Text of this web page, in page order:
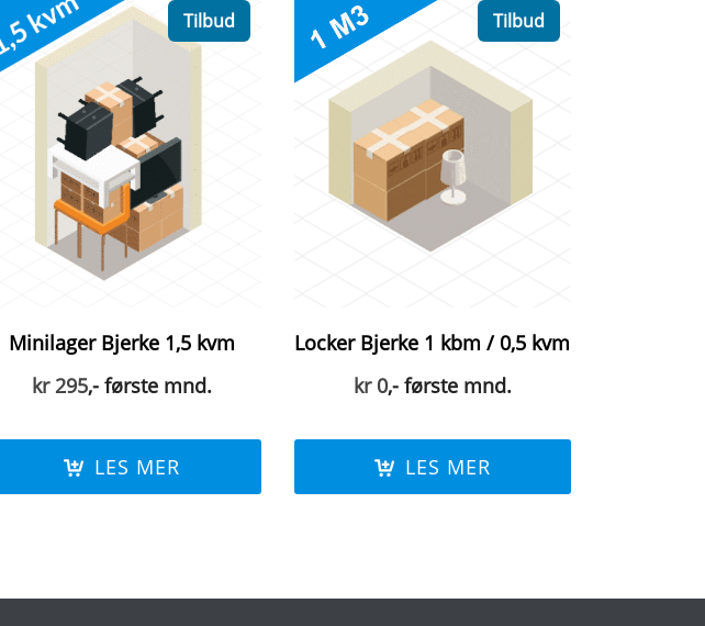
Tilbud
Minilager Bjerke 1,5 kvm
kr295,- første mnd.
LES MER
Tilbud
Locker Bjerke 1 kbm / 0,5 kvm
kr0,- første mnd.
LES MER